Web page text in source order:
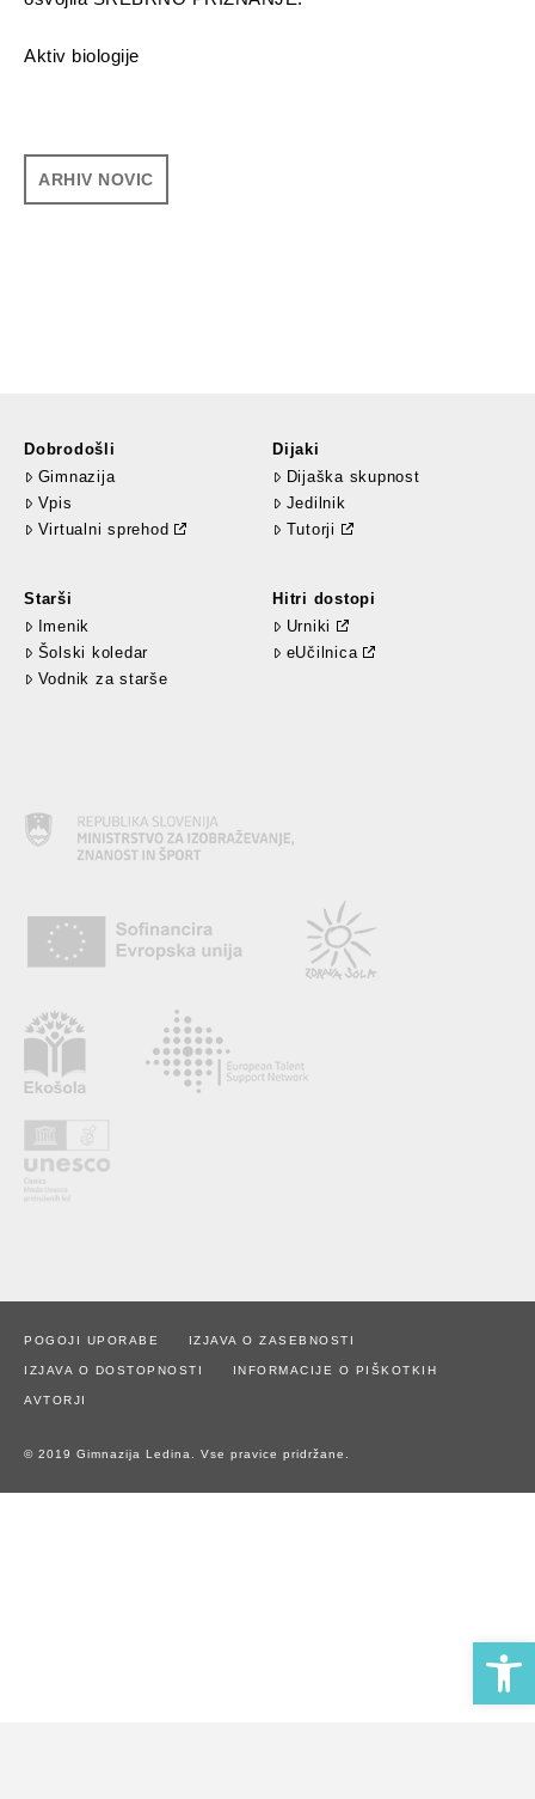
Aktiv biologije
ARHIV NOVIC
Dobrodošli
Gimnazija
Vpis
Virtualni sprehod
Dijaki
Dijaška skupnost
Jedilnik
Tutorji
Starši
Imenik
Šolski koledar
Vodnik za starše
Hitri dostopi
Urniki
eUčilnica
POGOJI UPORABE IZJAVA O ZASEBNOSTI
IZJAVA O DOSTOPNOSTI INFORMACIJE O PIŠKOTKIH
AVTORJI
© 2019 Gimnazija Ledina. Vse pravice pridržane.